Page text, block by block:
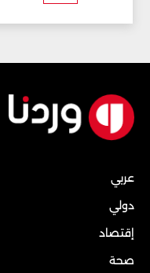
عربي
دولي
إقتصاد
صحة